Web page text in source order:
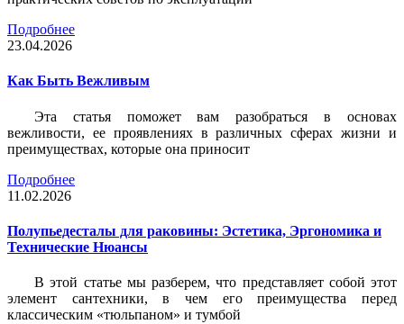
Подробнее
23.04.2026
Как Быть Вежливым
Эта статья поможет вам разобраться в основах
вежливости, ее проявлениях в различных сферах жизни и
преимуществах, которые она приносит
Подробнее
11.02.2026
Полупьедесталы для раковины: Эстетика, Эргономика и
Технические Нюансы
В этой статье мы разберем, что представляет собой этот
элемент сантехники, в чем его преимущества перед
классическим «тюльпаном» и тумбой